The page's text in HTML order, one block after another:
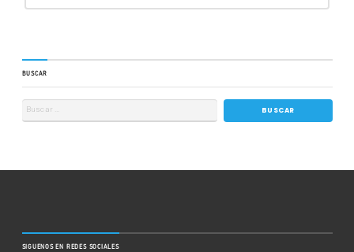
BUSCAR
SIGUENOS EN REDES SOCIALES